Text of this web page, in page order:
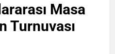
Masa
Turnuvası